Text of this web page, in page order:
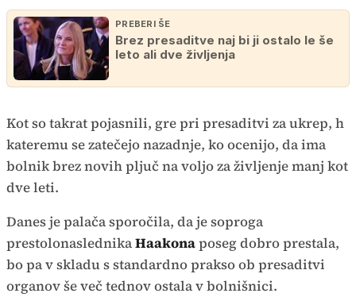
PREBERI ŠE
Brez presaditve naj bi ji ostalo le še
leto ali dve življenja
Kot so takrat pojasnili, gre pri presaditvi za ukrep, h
kateremu se zatečejo nazadnje, ko ocenijo, da ima
bolnik brez novih pljuč na voljo za življenje manj kot
dve leti.
Danes je palača sporočila, da je soproga
prestolonaslednikaHaakonaposeg dobro prestala,
bo pa v skladu s standardno prakso ob presaditvi
organov še več tednov ostala v bolnišnici.